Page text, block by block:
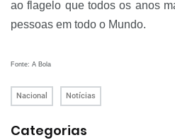
ao flagelo que todos os anos
pessoas em todo o Mundo.
Fonte: A Bola
Nacional Notícias
Categorias